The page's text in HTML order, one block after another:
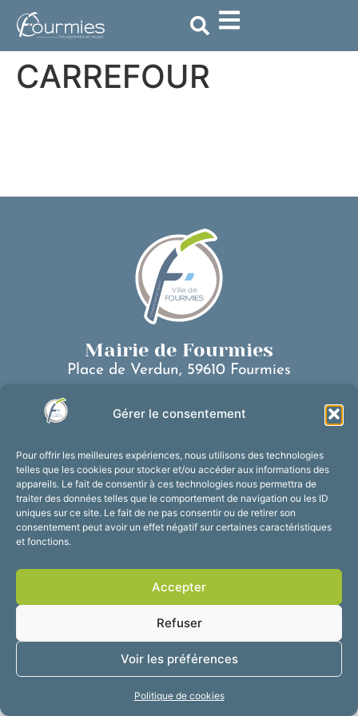
Gérer le consentement
Pour offrir les meilleures expériences, nous utilisons des technologies
telles que les cookies pour stocker et/ou accéder aux informations des
appareils. Le fait de consentir à ces technologies nous permettra de
traiter des données telles que le comportement de navigation ou les ID
uniques sur ce site. Le fait de ne pas consentir ou de retirer son
consentement peut avoir un effet négatif sur certaines caractéristiques
et fonctions.
Accepter
Refuser
Voir les préférences
Politique de cookies
principal
CARREFOUR
Mairie de Fourmies
Place de Verdun, 59610 Fourmies
Nous contacter
Du lundi au vendredi :
de 8h30 à 12h et de 13h30 à 17h30
Suivez-nous !
Mentions légales
Plan du site
Confidentialité
2025 © Propulsé par
Utopia